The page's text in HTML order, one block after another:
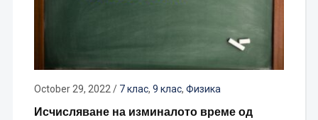
October 29, 2022 / 7 клас, 9 клас, Физика
Исчисляване на изминалото време од